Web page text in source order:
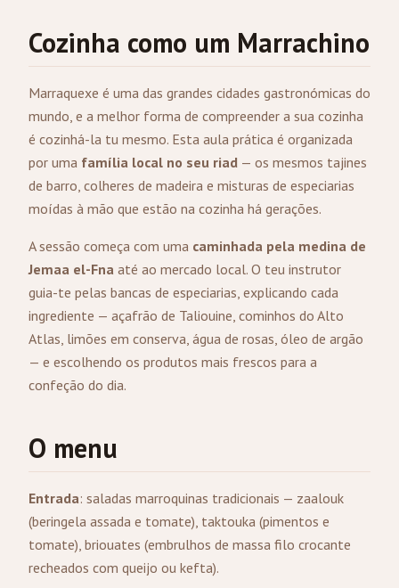
Cozinha como um Marrachino
Marraquexe é uma das grandes cidades gastronómicas do
mundo, e a melhor forma de compreender a sua cozinha
é cozinhá-la tu mesmo. Esta aula prática é organizada
por uma família local no seu riad — os mesmos tajines
de barro, colheres de madeira e misturas de especiarias
moídas à mão que estão na cozinha há gerações.
A sessão começa com uma caminhada pela medina de
Jemaa el-Fna até ao mercado local. O teu instrutor
guia-te pelas bancas de especiarias, explicando cada
ingrediente — açafrão de Taliouine, cominhos do Alto
Atlas, limões em conserva, água de rosas, óleo de argão
— e escolhendo os produtos mais frescos para a
confeção do dia.
O menu
Entrada: saladas marroquinas tradicionais — zaalouk
(beringela assada e tomate), taktouka (pimentos e
tomate), briouates (embrulhos de massa filo crocante
recheados com queijo ou kefta).